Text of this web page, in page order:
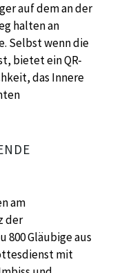
auf dem an der
halten an
Selbst wenn die
bietet ein QR-
das Innere
am
der
800 Gläubige aus
mit